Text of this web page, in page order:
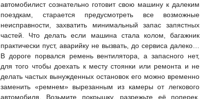
автомобилист сознательно готовит свою машину к далеким
поездкам, старается предусмотреть все возможные
неисправности, захватить минимальный запас запястных
частей. Что делать если машина стала колом, багажник
практически пуст, аварийку не вызвать, до сервиса далеко…
В дороге порвался ремень вентилятора, а запасного нет,
для того чтобы доехать к месту стоянки или ремонта и не
делать частых вынужденных остановок его можно временно
заменить «ремнем» вырезанным из камеры от легкового
автомобиля. Возьмите покрышку, разрежьте её поперек,